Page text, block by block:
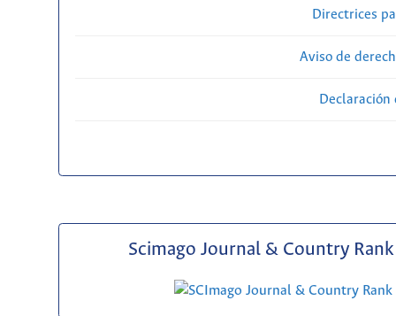
Directrices
Aviso de
Scimago Journal & Country Rank